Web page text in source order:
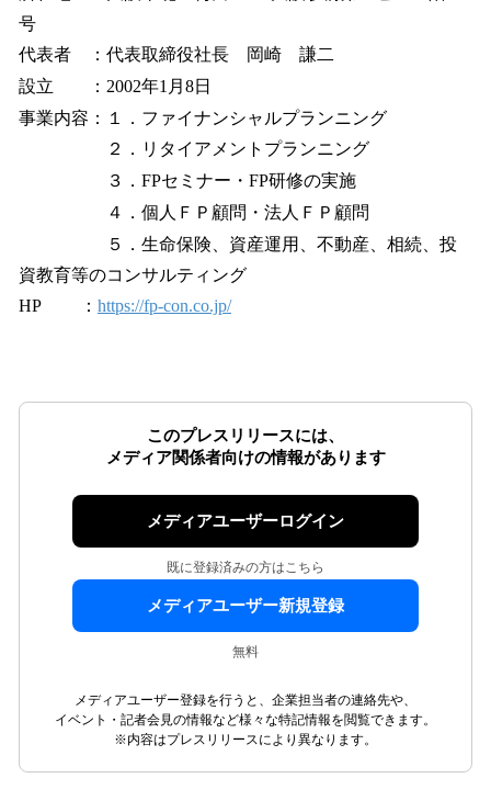
号
代表者 ：代表取締役社長 岡崎 謙二
設立 ：2002年1月8日
事業内容：１．ファイナンシャルプランニング
２．リタイアメントプランニング
３．FPセミナー・FP研修の実施
４．個人ＦＰ顧問・法人ＦＰ顧問
５．生命保険、資産運用、不動産、相続、投
資教育等のコンサルティング
HP ： https://fp-con.co.jp/
このプレスリリースには、
メディア関係者向けの情報があります
メディアユーザーログイン
既に登録済みの方はこちら
メディアユーザー新規登録
無料
メディアユーザー登録を行うと、企業担当者の連絡先や、
イベント・記者会見の情報など様々な特記情報を閲覧できます。
※内容はプレスリリースにより異なります。